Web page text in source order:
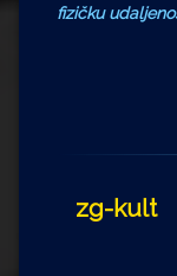
fizičku
zg-kult